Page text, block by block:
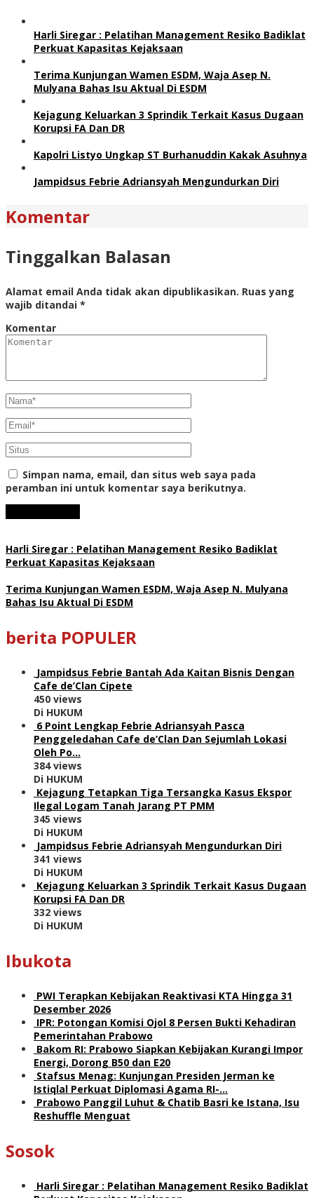
Harli Siregar : Pelatihan Management Resiko Badiklat
Perkuat Kapasitas Kejaksaan
Terima Kunjungan Wamen ESDM, Waja Asep N.
Mulyana Bahas Isu Aktual Di ESDM
Kejagung Keluarkan 3 Sprindik Terkait Kasus Dugaan
Korupsi FA Dan DR
Kapolri Listyo Ungkap ST Burhanuddin Kakak Asuhnya
Jampidsus Febrie Adriansyah Mengundurkan Diri
Komentar
Tinggalkan Balasan
Alamat email Anda tidak akan dipublikasikan. Ruas yang
wajib ditandai *
Komentar
Simpan nama, email, dan situs web saya pada
peramban ini untuk komentar saya berikutnya.
Harli Siregar : Pelatihan Management Resiko Badiklat
Perkuat Kapasitas Kejaksaan
Terima Kunjungan Wamen ESDM, Waja Asep N. Mulyana
Bahas Isu Aktual Di ESDM
berita POPULER
Jampidsus Febrie Bantah Ada Kaitan Bisnis Dengan
Cafe de’Clan Cipete
450 views
Di HUKUM
6 Point Lengkap Febrie Adriansyah Pasca
Penggeledahan Cafe de’Clan Dan Sejumlah Lokasi
Oleh Po…
384 views
Di HUKUM
Kejagung Tetapkan Tiga Tersangka Kasus Ekspor
Ilegal Logam Tanah Jarang PT PMM
345 views
Di HUKUM
Jampidsus Febrie Adriansyah Mengundurkan Diri
341 views
Di HUKUM
Kejagung Keluarkan 3 Sprindik Terkait Kasus Dugaan
Korupsi FA Dan DR
332 views
Di HUKUM
Ibukota
PWI Terapkan Kebijakan Reaktivasi KTA Hingga 31
Desember 2026
IPR: Potongan Komisi Ojol 8 Persen Bukti Kehadiran
Pemerintahan Prabowo
Bakom RI: Prabowo Siapkan Kebijakan Kurangi Impor
Energi, Dorong B50 dan E20
Stafsus Menag: Kunjungan Presiden Jerman ke
Istiqlal Perkuat Diplomasi Agama RI-…
Prabowo Panggil Luhut & Chatib Basri ke Istana, Isu
Reshuffle Menguat
Sosok
Harli Siregar : Pelatihan Management Resiko Badiklat